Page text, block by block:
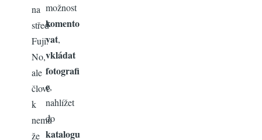
na
střed
Fuji.
No,
ale
člově
k
nemů
že
možnost
komento
vat,
vkládat
fotografi
e,
nahlížet
do
katalogu